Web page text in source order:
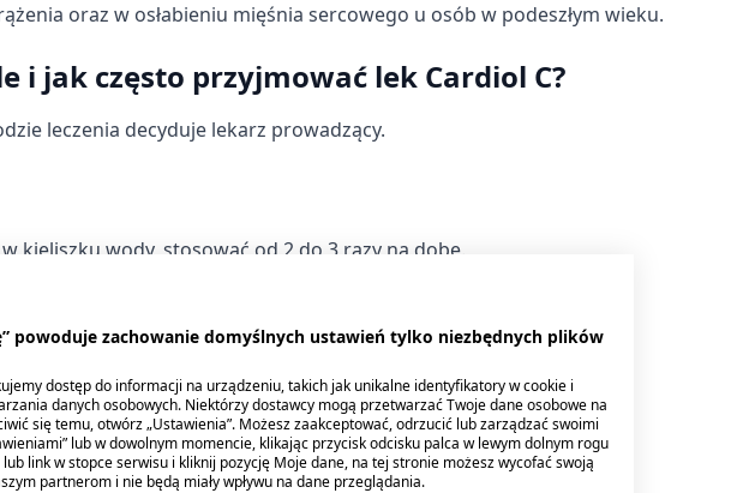
oraz w osłabieniu mięśnia sercowego u osób w podeszłym wieku.
i jak często przyjmować lek Cardiol C?
leczenia decyduje lekarz prowadzący.
kieliszku wody, stosować od 2 do 3 razy na dobę.
dawki do 60 kropli jednorazowo.
12 lat:
kieliszku wody, stosować od 2 do 3 razy na dobę.
powoduje zachowanie domyślnych ustawień tylko niezbędnych plików
dostęp do informacji na urządzeniu, takich jak unikalne identyfikatory w cookie i
danych osobowych. Niektórzy dostawcy mogą przetwarzać Twoje dane osobowe na
się temu, otwórz „Ustawienia”. Możesz zaakceptować, odrzucić lub zarządzać swoimi
lub w dowolnym momencie, klikając przycisk odcisku palca w lewym dolnym rogu
link w stopce serwisu i kliknij pozycję Moje dane, na tej stronie możesz wycofać swoją
partnerom i nie będą miały wpływu na dane przeglądania.